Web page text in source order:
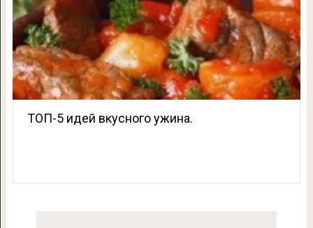
ТОП-5 идей вкусного ужина.